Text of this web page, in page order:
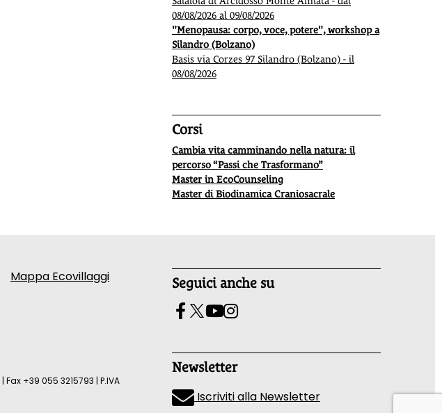
08/08/2026 al 09/08/2026
"Menopausa: corpo, voce, potere", workshop a
Silandro (Bolzano)
Basis via Corzes 97 Silandro (Bolzano) - il
08/08/2026
Corsi
Cambia vita camminando nella natura: il
percorso “Passi che Trasformano”
Master in EcoCounseling
Master di Biodinamica Craniosacrale
Mappa Ecovillaggi Seguici anche su
Newsletter
Iscriviti alla Newsletter
| Fax +39 055 3215793 | P.IVA